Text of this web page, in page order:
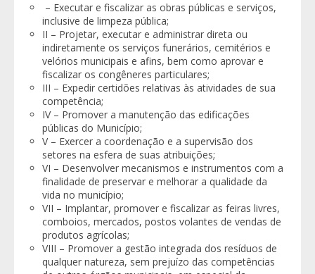
– Executar e fiscalizar as obras públicas e serviços,
inclusive de limpeza pública;
II – Projetar, executar e administrar direta ou
indiretamente os serviços funerários, cemitérios e
velórios municipais e afins, bem como aprovar e
fiscalizar os congêneres particulares;
III – Expedir certidões relativas às atividades de sua
competência;
IV – Promover a manutenção das edificações
públicas do Município;
V – Exercer a coordenação e a supervisão dos
setores na esfera de suas atribuições;
VI – Desenvolver mecanismos e instrumentos com a
finalidade de preservar e melhorar a qualidade da
vida no município;
VII – Implantar, promover e fiscalizar as feiras livres,
comboios, mercados, postos volantes de vendas de
produtos agrícolas;
VIII – Promover a gestão integrada dos resíduos de
qualquer natureza, sem prejuízo das competências